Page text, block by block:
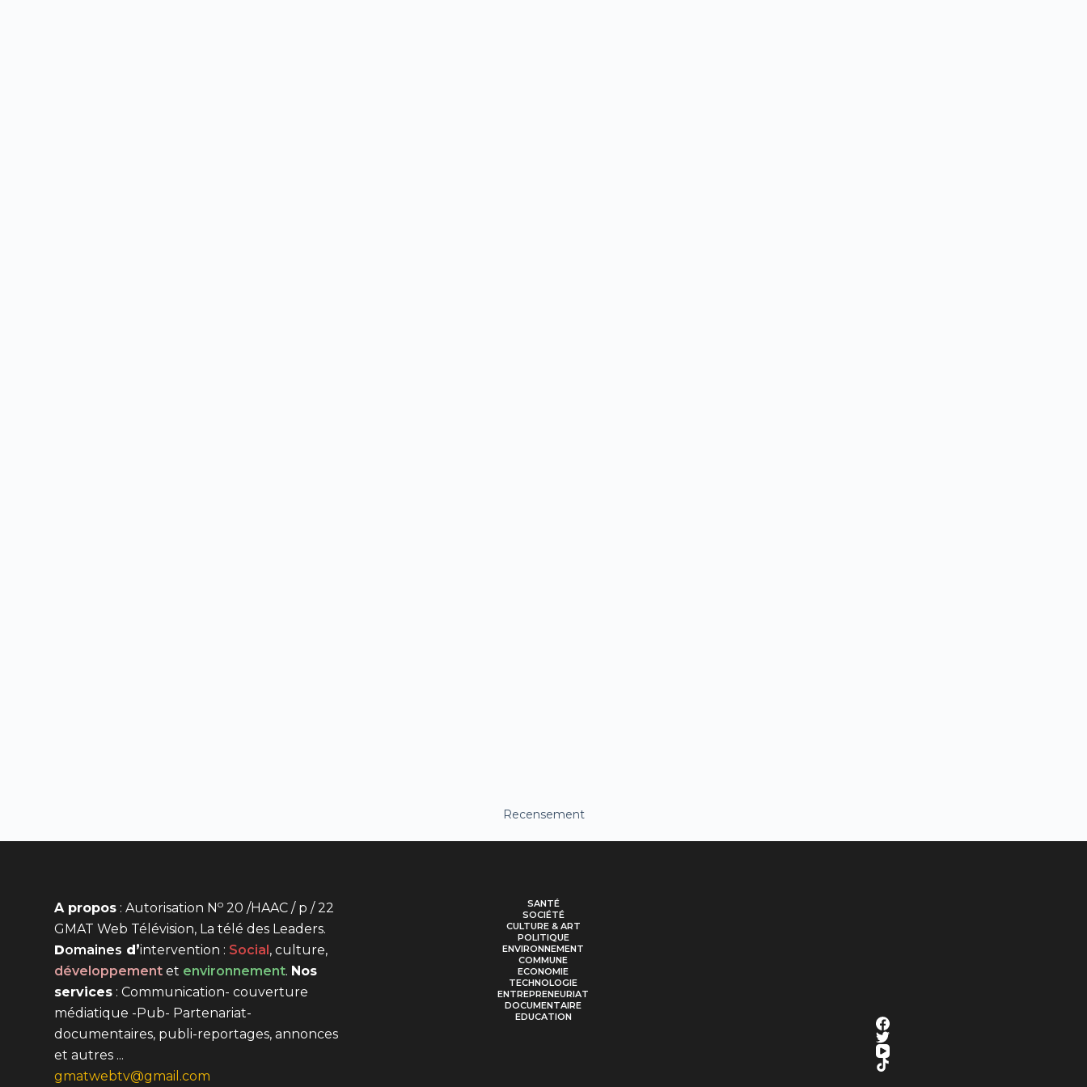
Recensement
A propos : Autorisation No 20 /HAAC / p / 22
GMAT Web Télévision, La télé des Leaders.
Domaines d’intervention : Social, culture,
développement et environnement. Nos
services : Communication- couverture
médiatique -Pub- Partenariat-
documentaires, publi-reportages, annonces
et autres ...
gmatwebtv@gmail.com
SANTÉ
SOCIÉTÉ
CULTURE & ART
POLITIQUE
ENVIRONNEMENT
COMMUNE
ECONOMIE
TECHNOLOGIE
ENTREPRENEURIAT
DOCUMENTAIRE
EDUCATION